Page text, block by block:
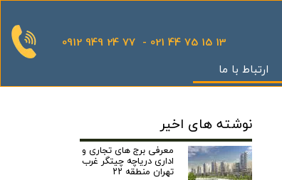
ارتباط با ما
0912 949 24 77 - 021 44 75 15 13
نوشته های اخیر
معرفی برج های تجاری و
اداری دریاچه چیتگر غرب
تهران منطقه ۲۲